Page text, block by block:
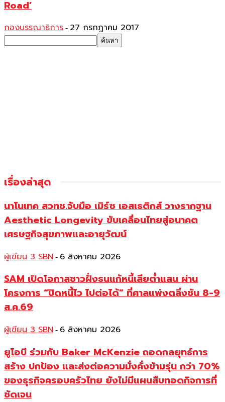
Road’
กองบรรณาธิการ - 27 กรกฎาคม 2017
เรื่องล่าสุด
นาโนเทค สวทช.จับมือ เมิร์ซ เอสเธติกส์ วางรากฐาน
Aesthetic Longevity ขับเคลื่อนไทยสู่อนาคต
เศรษฐกิจสุขภาพและอายุวัฒน์
ผู้เขียน 3 SBN - 6 สิงหาคม 2026
SAM เปิดโอกาสชาวฝั่งธนแก้หนี้เสียต่ำแสน ผ่าน
โครงการ “ปิดหนี้ไว ไปต่อได้” ที่ศาลแพ่งตลิ่งชัน 8-9
ส.ค.69
ผู้เขียน 3 SBN - 6 สิงหาคม 2026
ยูโอบี ร่วมกับ Baker McKenzie ถอดกลยุทธ์การ
สร้าง ปกป้อง และส่งต่อความมั่งคั่งข้ามรุ่น กว่า 70%
ของธุรกิจครอบครัวไทย ยังไม่มีแผนสืบทอดกิจการที่
ชัดเจน